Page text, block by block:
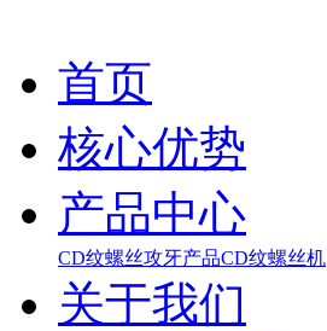
首页
核心优势
产品中心
CD纹螺丝攻牙产品CD纹螺丝机
关于我们